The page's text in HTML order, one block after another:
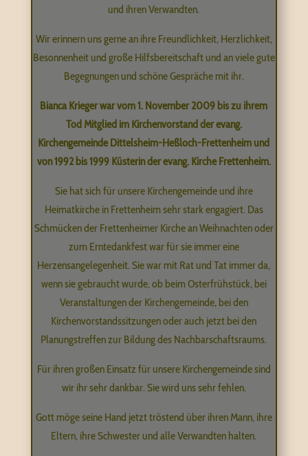
und ihren Verwandten.
Wir erinnern uns gerne an ihre Freundlichkeit, Herzlichkeit,
Besonnenheit und große Hilfsbereitschaft und an viele gute
Begegnungen und schöne Gespräche mit ihr.
Bianca Krieger war vom 1. November 2009 bis zu ihrem
Tod Mitglied im Kirchenvorstand der evang.
Kirchengemeinde Dittelsheim-Heßloch-Frettenheim und
von 1992 bis 1999 Küsterin der evang. Kirche Frettenheim.
Sie hat sich für unsere Kirchengemeinde und ihre
Heimatkirche in Frettenheim sehr stark engagiert. Das
Schmücken der Frettenheimer Kirche an Weihnachten oder
zum Erntedankfest war für sie immer eine
Herzensangelegenheit. Sie war mit Rat und Tat immer da,
wenn sie gebraucht wurde, ob beim Osterfrühstück, bei
Veranstaltungen der Kirchengemeinde, bei den
Kirchenvorstandssitzungen oder auch jetzt bei den
Planungstreffen zur Bildung des Nachbarschaftsraums.
Für ihren großen Einsatz für unsere Kirchengemeinde sind
wir ihr sehr dankbar. Sie wird uns sehr fehlen.
Gott möge seine Hand jetzt tröstend über ihren Mann, ihre
Eltern, ihre Schwester und alle Verwandten halten.